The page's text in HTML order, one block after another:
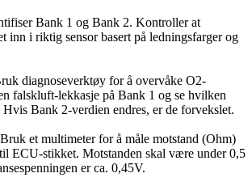
Bank 1 og Bank 2. Kontroller at
inn i riktig sensor basert på ledningsfarger og
diagnoseverktøy for å overvåke O2-
falskluft-lekkasje på Bank 1 og se hvilken
Hvis Bank 2-verdien endres, er de forvekslet.
et multimeter for å måle motstand (Ohm)
ECU-stikket. Motstanden skal være under 0,5
er ca. 0,45V.